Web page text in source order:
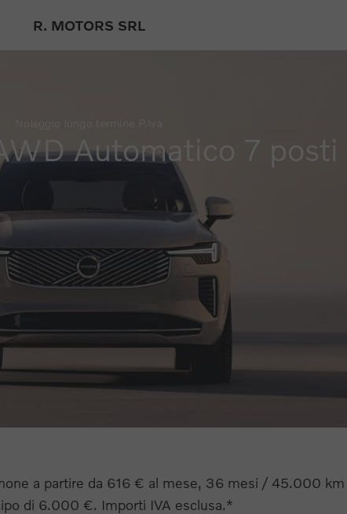
R. MOTORS SRL
Automatico 7
a partire da 616 € al mese, 36 mesi / 45.000 km
di 6.000 €. Importi IVA esclusa.*